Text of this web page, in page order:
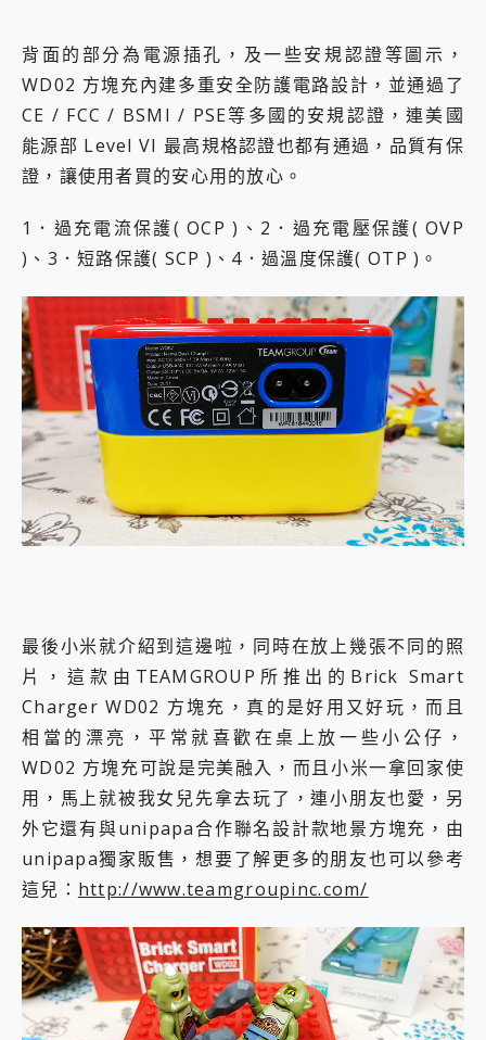
背面的部分為電源插孔，及一些安規認證等圖示，
WD02 方塊充內建多重安全防護電路設計，並通過了
CE / FCC / BSMI / PSE等多國的安規認證，連美國
能源部 Level VI 最高規格認證也都有通過，品質有保
證，讓使用者買的安心用的放心。
1．過充電流保護( OCP )、2．過充電壓保護( OVP
)、3．短路保護( SCP )、4．過溫度保護( OTP )。
最後小米就介紹到這邊啦，同時在放上幾張不同的照
片，這款由TEAMGROUP所推出的Brick Smart
Charger WD02 方塊充，真的是好用又好玩，而且
相當的漂亮，平常就喜歡在桌上放一些小公仔，
WD02 方塊充可說是完美融入，而且小米一拿回家使
用，馬上就被我女兒先拿去玩了，連小朋友也愛，另
外它還有與unipapa合作聯名設計款地景方塊充，由
unipapa獨家販售，想要了解更多的朋友也可以參考
這兒： http://www.teamgroupinc.com/